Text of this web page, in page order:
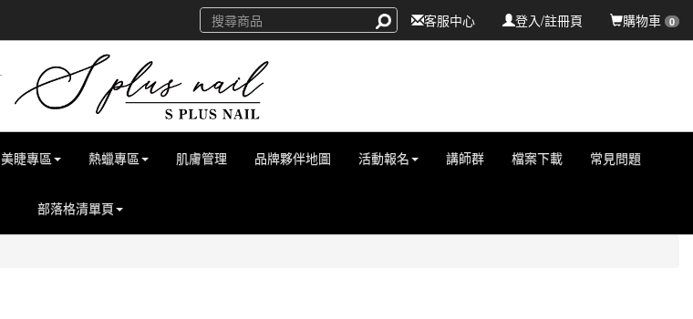
購物車 0
登入/註冊頁
客服中心
美睫專區 熱蠟專區 肌膚管理 品牌夥伴地圖 活動報名 講師群 檔案下載 常見問題
部落格清單頁